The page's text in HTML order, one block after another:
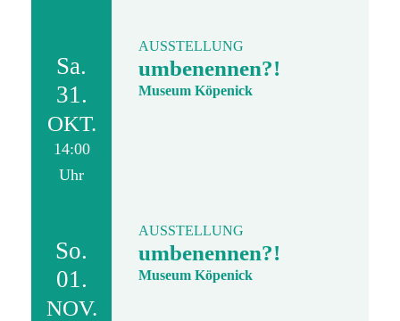
Sa.
31.
OKT.
14:00
Uhr
AUSSTELLUNG
umbenennen?!
Museum Köpenick
So.
01.
NOV.
AUSSTELLUNG
umbenennen?!
Museum Köpenick